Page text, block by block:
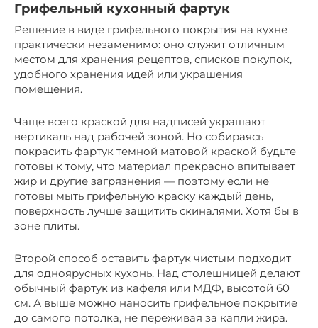
Грифельный кухонный фартук
Решение в виде грифельного покрытия на кухне
практически незаменимо: оно служит отличным
местом для хранения рецептов, списков покупок,
удобного хранения идей или украшения
помещения.
Чаще всего краской для надписей украшают
вертикаль над рабочей зоной. Но собираясь
покрасить фартук темной матовой краской будьте
готовы к тому, что материал прекрасно впитывает
жир и другие загрязнения — поэтому если не
готовы мыть грифельную краску каждый день,
поверхность лучше защитить скиналями. Хотя бы в
зоне плиты.
Второй способ оставить фартук чистым подходит
для одноярусных кухонь. Над столешницей делают
обычный фартук из кафеля или МДФ, высотой 60
см. А выше можно наносить грифельное покрытие
до самого потолка, не переживая за капли жира.